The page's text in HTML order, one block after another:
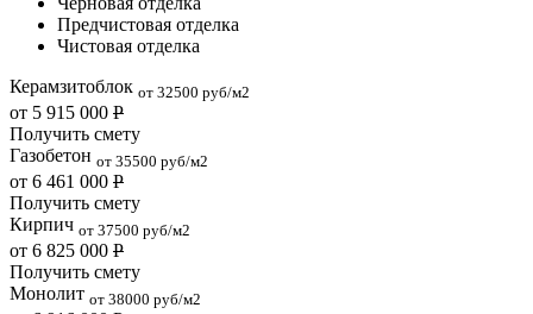
Предчистовая отделка
Чистовая отделка
Керамзитоблок от 32500 руб/м2
от 5 915 000 Р
Получить смету
Газобетон от 35500 руб/м2
от 6 461 000 Р
Получить смету
Кирпич от 37500 руб/м2
от 6 825 000 Р
Получить смету
Монолит от 38000 руб/м2